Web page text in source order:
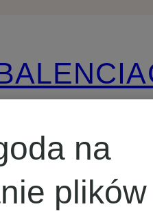
Bluza zna